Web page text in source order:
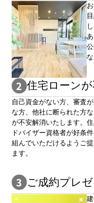
住宅ローン
自⼰資⾦がない⽅、審査
な⽅、他社に断られた⽅
が不安解消いたします。
ドバイザー資格者が好条
組んでいただけるようご
ます。
ご成約プレ